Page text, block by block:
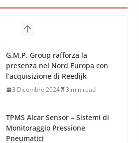
TPMS Alcar Sensor – Sistemi di
Monitoraggio Pressione
Pneumatici
4 Aprile 2022 3 min read
Cerchi in Lega Mercedes: Novità
MAK 2019 – 2020
16 Settembre 2019